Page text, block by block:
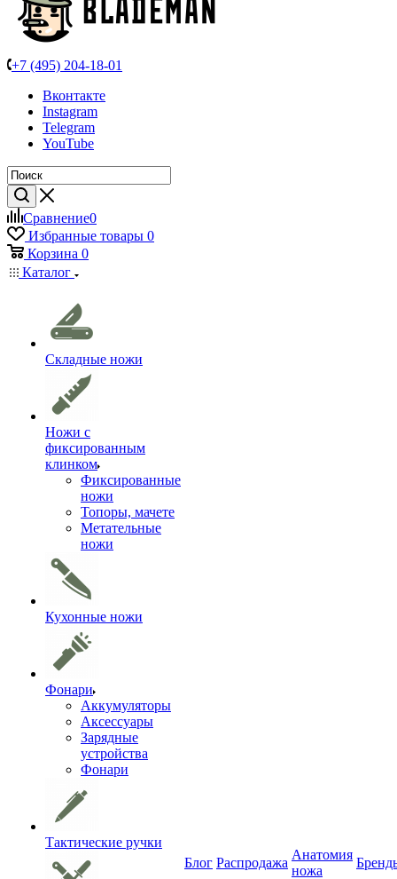
+7 (495) 204-18-01
Вконтакте
Instagram
Telegram
YouTube
Сравнение0
Избранные товары 0
Корзина 0
Каталог
Складные ножи
Ножи с
фиксированным
клинком
Фиксированные
ножи
Топоры, мачете
Метательные
ножи
Кухонные ножи
Фонари
Аккумуляторы
Аксессуары
Зарядные
устройства
Фонари
Тактические ручки
Блог Распродажа
Анатомия
ножа